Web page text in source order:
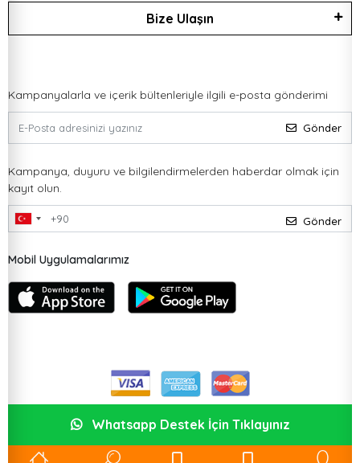
Bize Ulaşın
Kampanyalarla ve içerik bültenleriyle ilgili e-posta gönderimi
Gönder
Kampanya, duyuru ve bilgilendirmelerden haberdar olmak için
kayıt olun.
Gönder
Mobil Uygulamalarımız
Whatsapp Destek İçin Tıklayınız